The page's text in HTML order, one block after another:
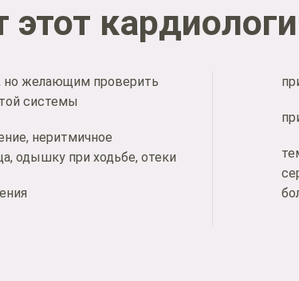
желающим проверить
системы
неритмичное
одышку при ходьбе, отеки